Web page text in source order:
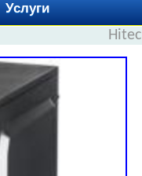
Услуги